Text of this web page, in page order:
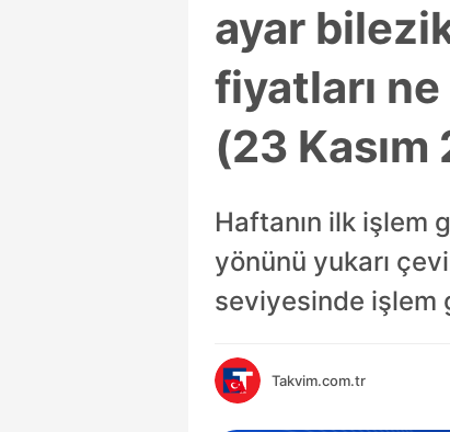
ayar
fiyatları
(23
Haftanın ilk işlem
yönünü yukarı
seviyesinde işlem
Takvim.com.tr